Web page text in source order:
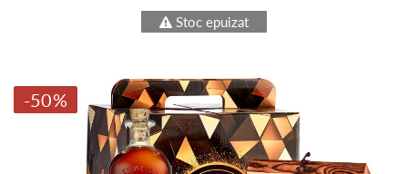
Stoc epuizat
-50%